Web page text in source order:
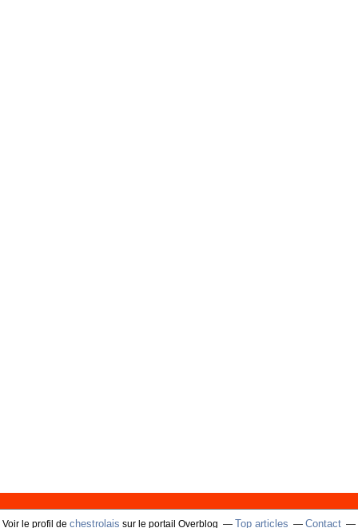
Voir le profil de chestrolais sur le portail Overblog Top articles Contact